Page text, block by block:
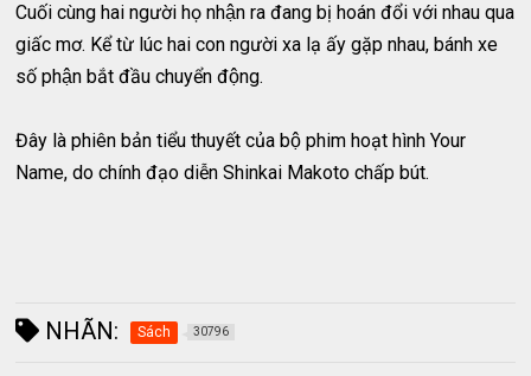
Cuối cùng hai người họ nhận ra đang bị hoán đổi với nhau qua
giấc mơ. Kể từ lúc hai con người xa lạ ấy gặp nhau, bánh xe
số phận bắt đầu chuyển động.
Đây là phiên bản tiểu thuyết của bộ phim hoạt hình Your
Name, do chính đạo diễn Shinkai Makoto chấp bút.
NHÃN: Sách 30796